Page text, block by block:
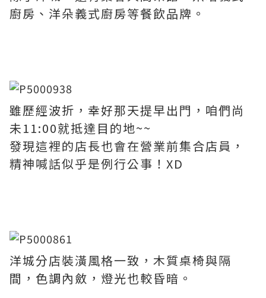
廚房、洋朵義式廚房等餐飲品牌。
雖歷經波折，幸好那天提早出門，咱們尚
未11:00就抵達目的地~~
發現這裡的店長也會在營業前集合店員，
精神喊話似乎是例行公事！XD
洋城分店裝潢風格一致，木質桌椅與隔
間，色調內斂，燈光也較昏暗。